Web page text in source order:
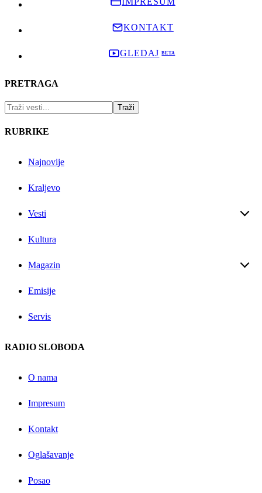
KONTAKT
GLEDAJ
PRETRAGA
RUBRIKE
Najnovije
Kraljevo
Vesti
Kultura
Magazin
Emisije
Servis
RADIO SLOBODA
O nama
Impresum
Kontakt
Oglašavanje
Posao